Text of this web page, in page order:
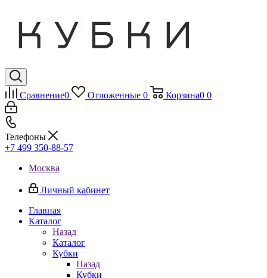
Сравнение0 Отложенные 0 Корзина0 0
Телефоны
+7 499 350-88-57
Москва
Личный кабинет
Главная
Каталог
Назад
Каталог
Кубки
Назад
Кубки